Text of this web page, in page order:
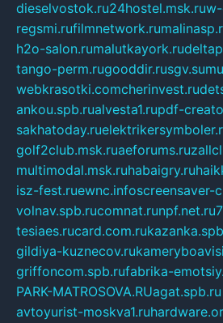
dieselvostok.ru24hostel.msk.ru
regsmi.rufilmnetwork.ru
h2o-salon.rumalutkayork.ru
tango-perm.rugooddir.rusgv.su
webkrasotki.comcherinvest.ru
ankou.spb.rualvesta1.rupdf-
sakhatoday.ru
golf2club.msk.ruaeforums.ru
multimodal.msk.ruhabaigry.ru
isz-fest.ruewnc.infoscreensaver-
volnav.spb.rucomnat.runpf.net.ru
tesiaes.rucard.com.ru
gildiya-kuznecov.ru
griffoncom.spb.rufabrika-
PARK-MATROSOVA.RUagat.spb.ru
avtoyurist-moskva1.ru